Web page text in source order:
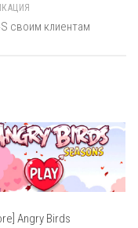
своим клиентам
Angry Birds